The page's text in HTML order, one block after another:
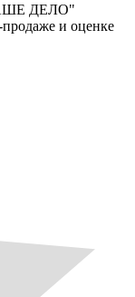
ДЕЛО"
продаже и оценке